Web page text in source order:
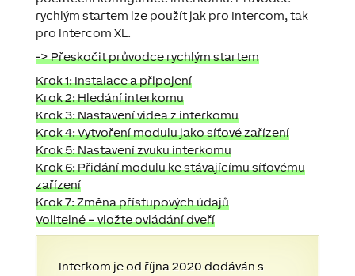
rychlým startem lze použít jak pro Intercom, tak
pro Intercom XL.
-> Přeskočit průvodce rychlým startem
Krok 1: Instalace a připojení
Krok 2: Hledání interkomu
Krok 3: Nastavení videa z interkomu
Krok 4: Vytvoření modulu jako síťové zařízení
Krok 5: Nastavení zvuku interkomu
Krok 6: Přidání modulu ke stávajícímu síťovému
zařízení
Krok 7: Změna přístupových údajů
Volitelné – vložte ovládání dveří
Interkom je od října 2020 dodáván s